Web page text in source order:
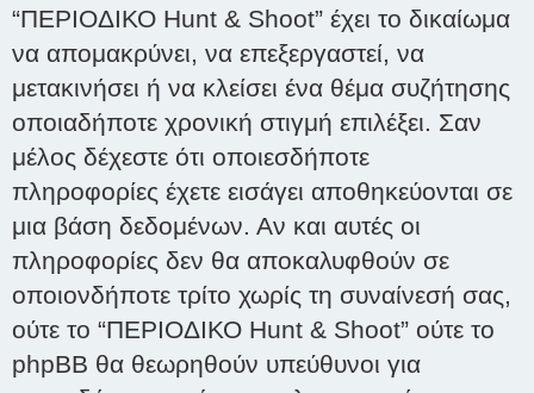
“ΠΕΡΙΟΔΙΚΟ Hunt & Shoot” έχει το δικαίωμα
να απομακρύνει, να επεξεργαστεί, να
μετακινήσει ή να κλείσει ένα θέμα συζήτησης
οποιαδήποτε χρονική στιγμή επιλέξει. Σαν
μέλος δέχεστε ότι οποιεσδήποτε
πληροφορίες έχετε εισάγει αποθηκεύονται σε
μια βάση δεδομένων. Αν και αυτές οι
πληροφορίες δεν θα αποκαλυφθούν σε
οποιονδήποτε τρίτο χωρίς τη συναίνεσή σας,
ούτε το “ΠΕΡΙΟΔΙΚΟ Hunt & Shoot” ούτε το
phpBB θα θεωρηθούν υπεύθυνοι για